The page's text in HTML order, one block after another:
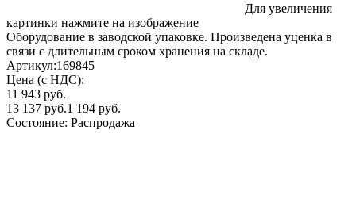
Для увеличения
картинки нажмите на изображение
Оборудование в заводской упаковке. Произведена уценка в
связи с длительным сроком хранения на складе.
Артикул:169845
Цена (с НДС):
11 943 руб.
13 137 руб.1 194 руб.
Состояние: Распродажа